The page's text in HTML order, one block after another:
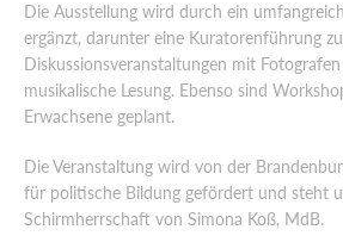
Die Ausstellung wird durch ein
ergänzt, darunter eine Kuratorenführung
Diskussionsveranstaltungen mit
musikalische Lesung. Ebenso sind
Erwachsene geplant.
Die Veranstaltung wird von der
für politische Bildung gefördert und steht
Schirmherrschaft von Simona Koß, MdB.